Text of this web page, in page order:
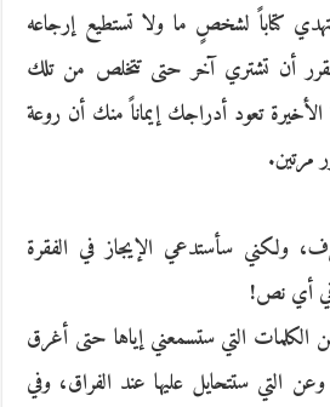
تهدي كتاباً لشخصٍ ما ولا تستطيع إرجاعه
أن تشتري آخر حتى تتخلص من تلك
تعود أدراجك إيماناً منك أن روعة
مرتين.
ولكني سأستدعي الإيجاز في الفقرة
في أي نص!
الكلمات التي ستسمعني إياها حتى أغرق
التي ستتحايل عليها عند الفراق، وفي